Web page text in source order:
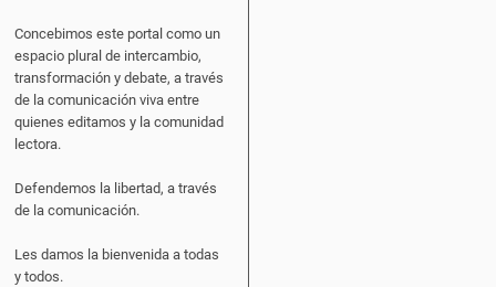
Concebimos este portal como un
espacio plural de intercambio,
transformación y debate, a través
de la comunicación viva entre
quienes editamos y la comunidad
lectora.
Defendemos la libertad, a través
de la comunicación.
Les damos la bienvenida a todas
y todos.